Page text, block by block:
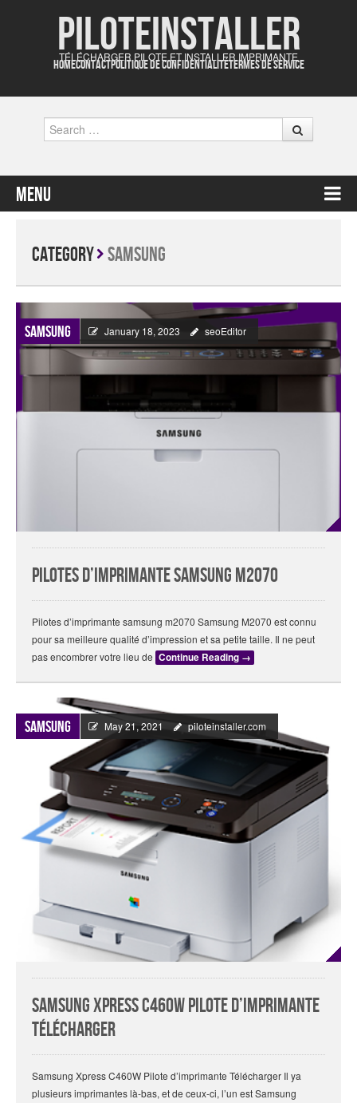
Piloteinstaller
TÉLÉCHARGER PILOTE ET INSTALLER IMPRIMANTE
HOMECONTACTPOLITIQUE DE CONFIDENTIALITÉTERMES DE SERVICE
Search
Menu
Category Samsung
Samsung January 18, 2023 seoEditor
Pilotes d’imprimante samsung m2070
Pilotes d’imprimante samsung m2070 Samsung M2070 est connu
pour sa meilleure qualité d’impression et sa petite taille. Il ne peut
pas encombrer votre lieu de Continue Reading →
Samsung May 21, 2021 piloteinstaller.com
Samsung Xpress C460W Pilote d’imprimante
Télécharger
Samsung Xpress C460W Pilote d’imprimante Télécharger Il ya
plusieurs imprimantes là-bas, et de ceux-ci, l’un est Samsung